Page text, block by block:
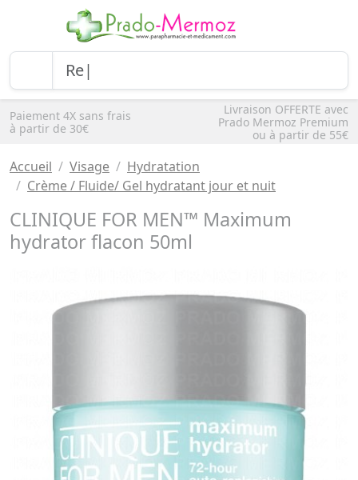
Paiement 4X sans frais
à partir de 30€
Livraison OFFERTE avec
Prado Mermoz Premium
ou à partir de 55€
Accueil Visage
Hydratation
Crème / Fluide/ Gel hydratant jour et nuit
CLINIQUE FOR MEN™ Maximum
hydrator flacon 50ml